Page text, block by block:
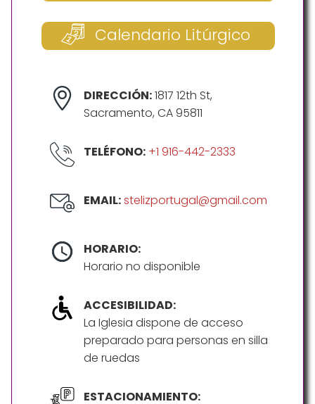
Calendario Litúrgico
DIRECCIÓN:1817 12th St,
Sacramento, CA 95811
TELÉFONO: +1 916-442-2333
EMAIL:stelizportugal@gmail.com
HORARIO:
Horario no disponible
ACCESIBILIDAD:
La Iglesia dispone de acceso
preparado para personas en silla
de ruedas
ESTACIONAMIENTO: